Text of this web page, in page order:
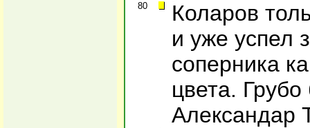
80
Коларов
и уже успел
соперника
цвета.
Александар